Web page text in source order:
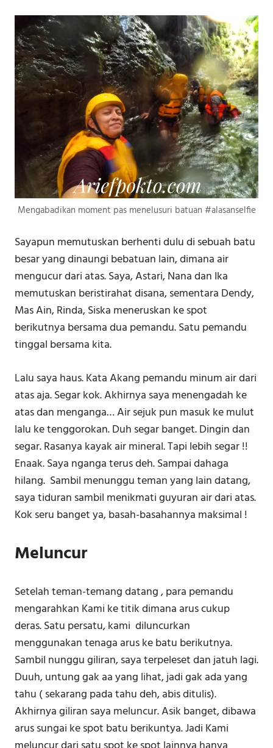
Mengabadikan moment pas menelusuri batuan #alasanselfie
Sayapun memutuskan berhenti dulu di sebuah batu
besar yang dinaungi bebatuan lain, dimana air
mengucur dari atas. Saya, Astari, Nana dan Ika
memutuskan beristirahat disana, sementara Dendy,
Mas Ain, Rinda, Siska meneruskan ke spot
berikutnya bersama dua pemandu. Satu pemandu
tinggal bersama kita.
Lalu saya haus. Kata Akang pemandu minum air dari
atas aja. Segar kok. Akhirnya saya menengadah ke
atas dan menganga… Air sejuk pun masuk ke mulut
lalu ke tenggorokan. Duh segar banget. Dingin dan
segar. Rasanya kayak air mineral. Tapi lebih segar !!
Enaak. Saya nganga terus deh. Sampai dahaga
hilang. Sambil menunggu teman yang lain datang,
saya tiduran sambil menikmati guyuran air dari atas.
Kok seru banget ya, basah-basahannya maksimal !
Meluncur
Setelah teman-temang datang , para pemandu
mengarahkan Kami ke titik dimana arus cukup
deras. Satu persatu, kami diluncurkan
menggunakan tenaga arus ke batu berikutnya.
Sambil nunggu giliran, saya terpeleset dan jatuh lagi.
Duuh, untung gak aa yang lihat, jadi gak ada yang
tahu ( sekarang pada tahu deh, abis ditulis).
Akhirnya giliran saya meluncur. Asik banget, dibawa
arus sungai ke spot batu berikuntya. Jadi Kami